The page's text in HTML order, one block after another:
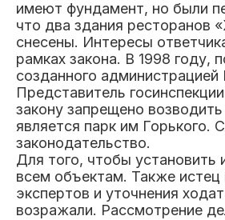
имеют фундамент, но были
что два здания ресторанов
снесены. Интересы
рамках закона. В 1998 году,
созданного
Представитель госинспекции
закону запрещено
является парк им Горького.
законодательство.
Для того, чтобы установить
всем объектам. Также истец
экспертов и уточнения
возражали. Рассмотрение